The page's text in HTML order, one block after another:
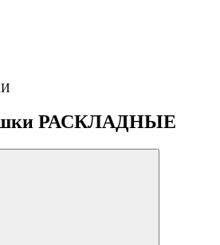
РАСКЛАДНЫЕ